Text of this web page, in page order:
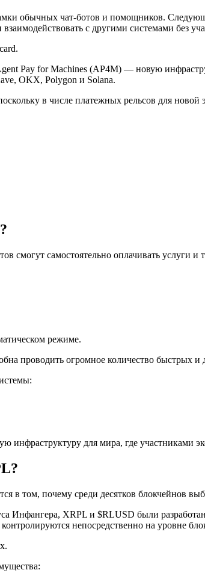
обычных чат-ботов и помощников.
с другими системами без
Pay for Machines (AP4M) — новую
OKX, Polygon и Solana.
в числе платежных рельсов для
смогут самостоятельно оплачивать услуги и
режиме.
проводить огромное количество
инфраструктуру для мира, где участниками
в том, почему среди десятков блокчейнов
Инфангера, XRPL и $RLUSD были
непосредственно на уровне